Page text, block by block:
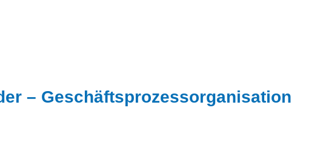
– Geschäftsprozessorganisation